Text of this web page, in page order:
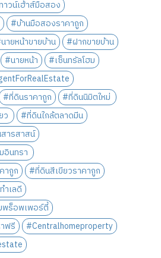
าวน์เฮ้าส์มือสอง
#บ้านมือสองราคาถูก
ายหน้าขายบ้าน
#ฝากขายบ้าน
#นายหน้า
#เซ็นทรัลโฮม
#ที่ดินราคาถูก
#ที่ดินนิมิตใหม่
ว
#ที่ดินใกล้ตลาดมีน
ารสาสน์
อินทรา
าถูก
#ที่ดินสีเขียวราคาถูก
ำเลดี
พร็อพเพอร์ตี้
ฟรี
#Centralhomeproperty